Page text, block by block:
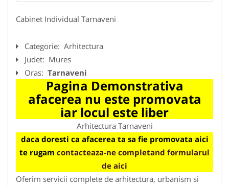
Cabinet Individual Tarnaveni
Categorie: Arhitectura
Judet: Mures
Oras: Tarnaveni
Pagina Demonstrativa
afacerea nu este promovata
iar locul este liber
Arhitectura Tarnaveni
daca doresti ca afacerea ta sa fie promovata aici
te rugam contacteaza-ne completand formularul
de aici
Oferim servicii complete de arhitectura, urbanism si